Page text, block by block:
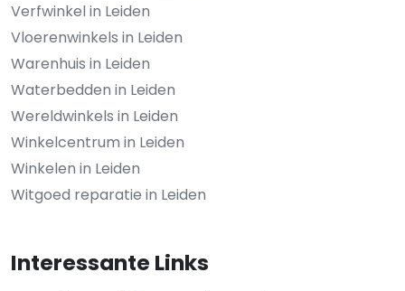
Verfwinkel in Leiden
Vloerenwinkels in Leiden
Warenhuis in Leiden
Waterbedden in Leiden
Wereldwinkels in Leiden
Winkelcentrum in Leiden
Winkelen in Leiden
Witgoed reparatie in Leiden
Interessante Links